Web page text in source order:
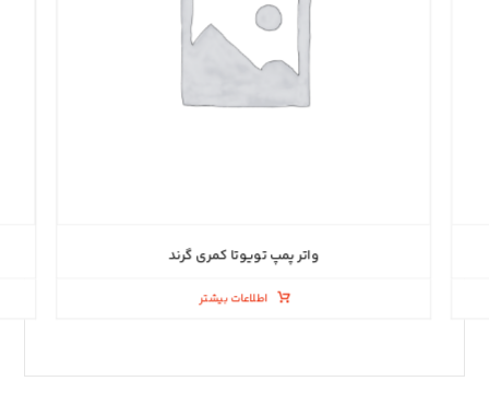
واتر پمپ تویوتا کمری گرند
اطلاعات بیشتر